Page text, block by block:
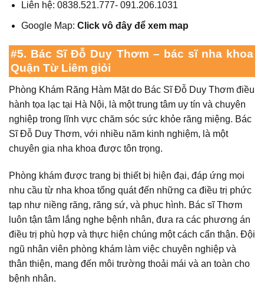
Liên hệ: 0838.521.777- 091.206.1031
Google Map: Click vô đây để xem map
#5. Bác Sĩ Đỗ Duy Thơm – bác sĩ nha khoa
Quận Từ Liêm giỏi
Phòng Khám Răng Hàm Mặt do Bác Sĩ Đỗ Duy Thơm điều
hành tọa lạc tại Hà Nội, là một trung tâm uy tín và chuyên
nghiệp trong lĩnh vực chăm sóc sức khỏe răng miệng. Bác
Sĩ Đỗ Duy Thơm, với nhiều năm kinh nghiệm, là một
chuyên gia nha khoa được tôn trọng.
Phòng khám được trang bị thiết bị hiện đại, đáp ứng mọi
nhu cầu từ nha khoa tổng quát đến những ca điều trị phức
tạp như niềng răng, răng sứ, và phục hình. Bác sĩ Thơm
luôn tận tâm lắng nghe bệnh nhân, đưa ra các phương án
điều trị phù hợp và thực hiện chúng một cách cẩn thận. Đội
ngũ nhân viên phòng khám làm việc chuyên nghiệp và
thân thiện, mang đến môi trường thoải mái và an toàn cho
bệnh nhân.